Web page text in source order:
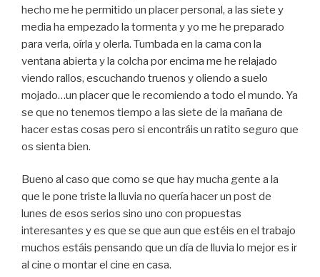
hecho me he permitido un placer personal, a las siete y
media ha empezado la tormenta y yo me he preparado
para verla, oírla y olerla. Tumbada en la cama con la
ventana abierta y la colcha por encima me he relajado
viendo rallos, escuchando truenos y oliendo a suelo
mojado…un placer que le recomiendo a todo el mundo. Ya
se que no tenemos tiempo a las siete de la mañana de
hacer estas cosas pero si encontráis un ratito seguro que
os sienta bien.
Bueno al caso que como se que hay mucha gente a la
que le pone triste la lluvia no quería hacer un post de
lunes de esos serios sino uno con propuestas
interesantes y es que se que aun que estéis en el trabajo
muchos estáis pensando que un día de lluvia lo mejor es ir
al cine o montar el cine en casa.